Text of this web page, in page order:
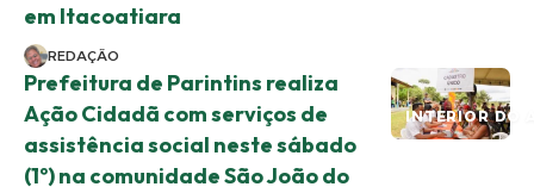
em Itacoatiara
REDAÇÃO
INTERIOR DO
Prefeitura de Parintins realiza
Ação Cidadã com serviços de
assistência social neste sábado
(1º) na comunidade São João do